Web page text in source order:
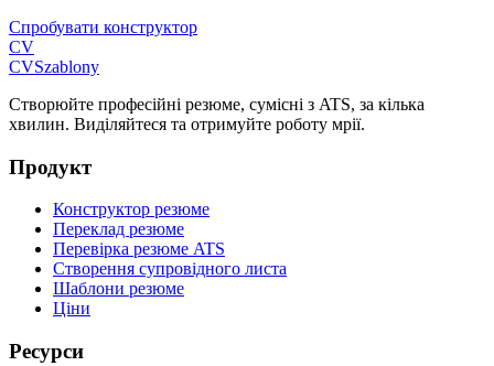
Спробувати конструктор
CV
CVSzablony
Створюйте професійні резюме, сумісні з ATS, за кілька
хвилин. Виділяйтеся та отримуйте роботу мрії.
Продукт
Конструктор резюме
Переклад резюме
Перевірка резюме ATS
Створення супровідного листа
Шаблони резюме
Ціни
Ресурси